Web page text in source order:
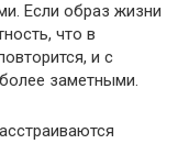
Если образ жизни
что в
и с
заметными.